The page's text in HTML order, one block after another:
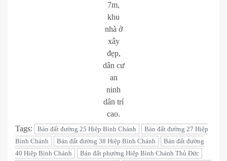
7m,
khu
nhà ở
xây
đẹp,
dân cư
an
ninh
dân trí
cao.
Tags:
Bán đất đường 25 Hiệp Bình Chánh
Bán đất đường 27 Hiệp
Bình Chánh
Bán đất đường 38 Hiệp Bình Chánh
Bán đất đường
40 Hiệp Bình Chánh
Bán đất phường Hiệp Bình Chánh Thủ Đức